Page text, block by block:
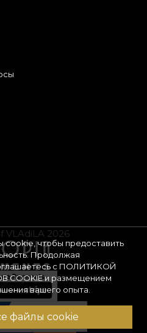
cookie, чтобы предоставить
Продолжая
с ПОЛИТИКОЙ
и размещением
вашего опыта.
файлы cookie
VLAdiLA 2026